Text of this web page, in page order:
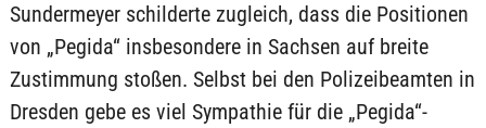
Sundermeyer schilderte zugleich, dass die Positionen
von „Pegida“ insbesondere in Sachsen auf breite
Zustimmung stoßen. Selbst bei den Polizeibeamten in
Dresden gebe es viel Sympathie für die „Pegida“-